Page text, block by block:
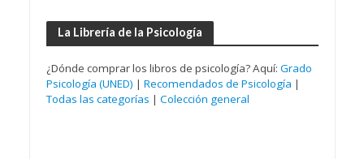
La Librería de la Psicología
¿Dónde comprar los libros de psicología? Aquí: Grado
Psicología (UNED) | Recomendados de Psicología |
Todas las categorías | Colección general